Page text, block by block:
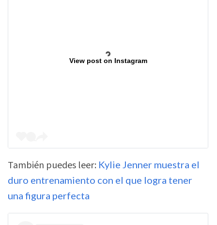
View post on Instagram
También puedes leer: Kylie Jenner muestra el
duro entrenamiento con el que logra tener
una figura perfecta